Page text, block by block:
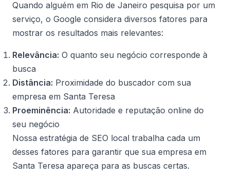
Quando alguém em Rio de Janeiro pesquisa por um
serviço, o Google considera diversos fatores para
mostrar os resultados mais relevantes:
Relevância: O quanto seu negócio corresponde à
busca
Distância: Proximidade do buscador com sua
empresa em Santa Teresa
Proeminência: Autoridade e reputação online do
seu negócio
Nossa estratégia de SEO local trabalha cada um
desses fatores para garantir que sua empresa em
Santa Teresa apareça para as buscas certas.